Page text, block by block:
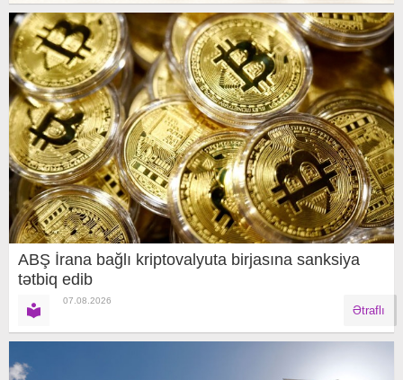
ABŞ İrana bağlı kriptovalyuta birjasına sanksiya
tətbiq edib
07.08.2026
Ətraflı